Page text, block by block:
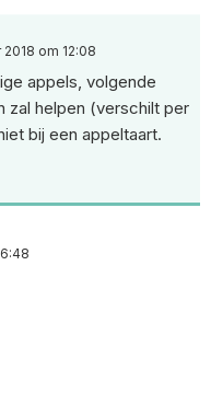
om 12:08
appels, volgende
zal helpen (verschilt per
bij een appeltaart.